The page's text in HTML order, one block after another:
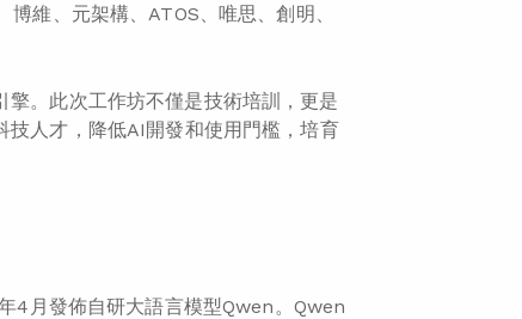
維、元架構、ATOS、唯思、創明、
。此次工作坊不僅是技術培訓，更是
技人才，降低AI開發和使用門檻，培育
4月發佈自研大語言模型Qwen。Qwen